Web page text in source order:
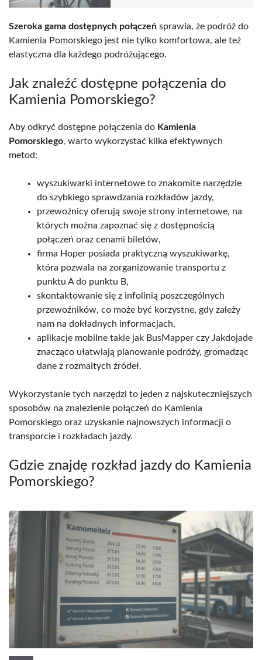
Szeroka gama dostępnych połączeń sprawia, że podróż do
Kamienia Pomorskiego jest nie tylko komfortowa, ale też
elastyczna dla każdego podróżującego.
Jak znaleźć dostępne połączenia do
Kamienia Pomorskiego?
Aby odkryć dostępne połączenia do Kamienia
Pomorskiego, warto wykorzystać kilka efektywnych
metod:
wyszukiwarki internetowe to znakomite narzędzie
do szybkiego sprawdzania rozkładów jazdy,
przewoźnicy oferują swoje strony internetowe, na
których można zapoznać się z dostępnością
połączeń oraz cenami biletów,
firma Hoper posiada praktyczną wyszukiwarkę,
która pozwala na zorganizowanie transportu z
punktu A do punktu B,
skontaktowanie się z infolinią poszczególnych
przewoźników, co może być korzystne, gdy zależy
nam na dokładnych informacjach,
aplikacje mobilne takie jak BusMapper czy Jakdojade
znacząco ułatwiają planowanie podróży, gromadząc
dane z rozmaitych źródeł.
Wykorzystanie tych narzędzi to jeden z najskuteczniejszych
sposobów na znalezienie połączeń do Kamienia
Pomorskiego oraz uzyskanie najnowszych informacji o
transporcie i rozkładach jazdy.
Gdzie znajdę rozkład jazdy do Kamienia
Pomorskiego?